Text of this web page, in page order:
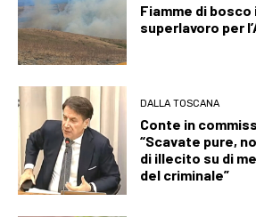
Fiamme di
superlavoro per
DALLA TOSCANA
Conte in
“Scavate pure,
di illecito su di
del criminale”